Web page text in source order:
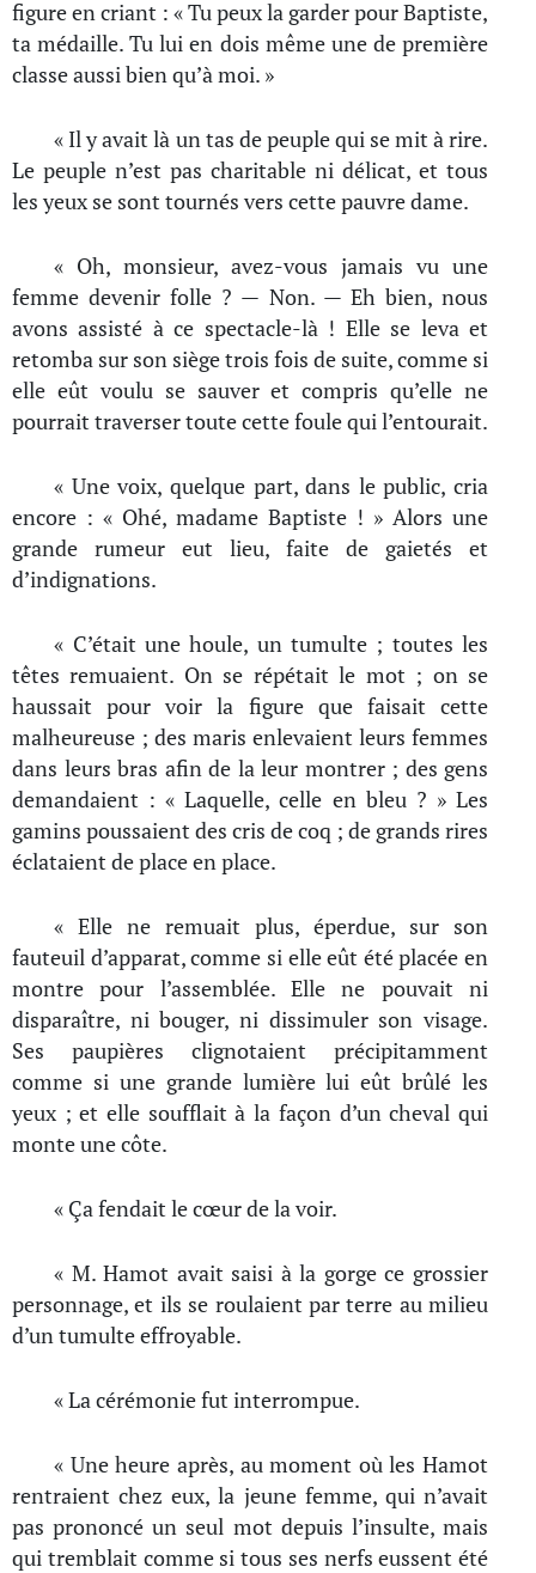
figure en criant : « Tu peux la garder pour Baptiste,
ta médaille. Tu lui en dois même une de première
classe aussi bien qu’à moi. »
« Il y avait là un tas de peuple qui se mit à rire.
Le peuple n’est pas charitable ni délicat, et tous
les yeux se sont tournés vers cette pauvre dame.
« Oh, monsieur, avez-vous jamais vu une
femme devenir folle ? — Non. — Eh bien, nous
avons assisté à ce spectacle-là ! Elle se leva et
retomba sur son siège trois fois de suite, comme si
elle eût voulu se sauver et compris qu’elle ne
pourrait traverser toute cette foule qui l’entourait.
« Une voix, quelque part, dans le public, cria
encore : « Ohé, madame Baptiste ! » Alors une
grande rumeur eut lieu, faite de gaietés et
d’indignations.
« C’était une houle, un tumulte ; toutes les
têtes remuaient. On se répétait le mot ; on se
haussait pour voir la figure que faisait cette
malheureuse ; des maris enlevaient leurs femmes
dans leurs bras afin de la leur montrer ; des gens
demandaient : « Laquelle, celle en bleu ? » Les
gamins poussaient des cris de coq ; de grands rires
éclataient de place en place.
« Elle ne remuait plus, éperdue, sur son
fauteuil d’apparat, comme si elle eût été placée en
montre pour l’assemblée. Elle ne pouvait ni
disparaître, ni bouger, ni dissimuler son visage.
Ses paupières clignotaient précipitamment
comme si une grande lumière lui eût brûlé les
yeux ; et elle soufflait à la façon d’un cheval qui
monte une côte.
« Ça fendait le cœur de la voir.
« M. Hamot avait saisi à la gorge ce grossier
personnage, et ils se roulaient par terre au milieu
d’un tumulte effroyable.
« La cérémonie fut interrompue.
« Une heure après, au moment où les Hamot
rentraient chez eux, la jeune femme, qui n’avait
pas prononcé un seul mot depuis l’insulte, mais
qui tremblait comme si tous ses nerfs eussent été